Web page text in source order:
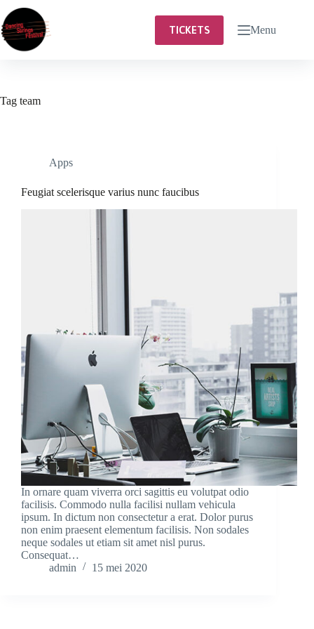
naar
de
inhoud
TICKETS Menu
Tag team
Apps
Feugiat scelerisque varius nunc faucibus
In ornare quam viverra orci sagittis eu volutpat odio
facilisis. Commodo nulla facilisi nullam vehicula
ipsum. In dictum non consectetur a erat. Dolor purus
non enim praesent elementum facilisis. Non sodales
neque sodales ut etiam sit amet nisl purus.
Consequat…
admin
15 mei 2020